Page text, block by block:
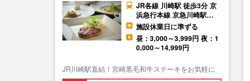
JR各線 川崎駅 徒歩3分 京
浜急行本線 京急川崎駅…
施設休業日に準ずる
昼：3,000～3,999円 夜：1
0,000～14,999円
JR川崎駅直結！宮崎黒毛和牛ステーキをお気軽に